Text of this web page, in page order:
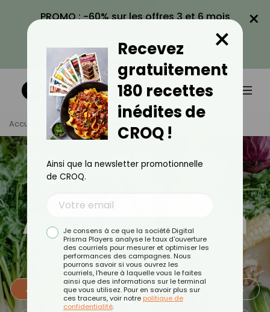
PROMO : -60% sur les offres 3 et 6 mois
VOIR LA PROMO
×
Accueil Tag Alimentation
Alimentation
TOUS ACTUALITÉS
ALIMENTATION ASTUCES CULINAIRES
Recevez
gratuitement
180 recettes
inédites de
CROQ !
×
Ainsi que la newsletter promotionnelle
de CROQ.
Je consens à ce que la société Digital
Prisma Players analyse le taux d'ouverture
des courriels pour mesurer et optimiser les
performances des campagnes. Nous
pourrons savoir si vous ouvrez les
courriels, l'heure à laquelle vous le faites
ainsi que des informations sur le terminal
que vous utilisez. Pour en savoir plus sur
ces traceurs, voir notre politique de
confidentialité.